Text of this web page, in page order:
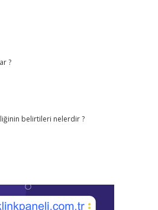
?
belirtileri nelerdir ?